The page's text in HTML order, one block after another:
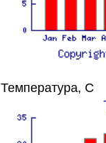
Температура, C